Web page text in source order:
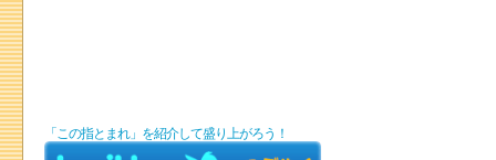
「この指とまれ」を紹介して盛り上がろう！